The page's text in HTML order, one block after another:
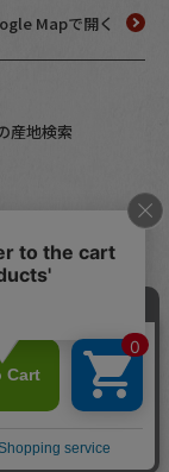
Mapで開く
産地検索
につい